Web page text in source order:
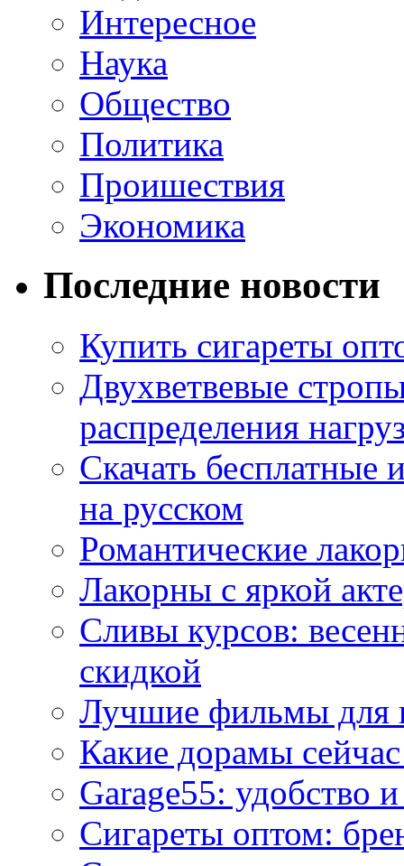
Интересное
Наука
Общество
Политика
Проишествия
Экономика
Последние новости
Купить сигареты
Двухветвевые
распределения
Скачать
на русском
Романтические
Лакорны с яркой
Сливы курсов:
скидкой
Лучшие фильмы для
Какие дорамы
Garage55: удобство
Сигареты оптом: